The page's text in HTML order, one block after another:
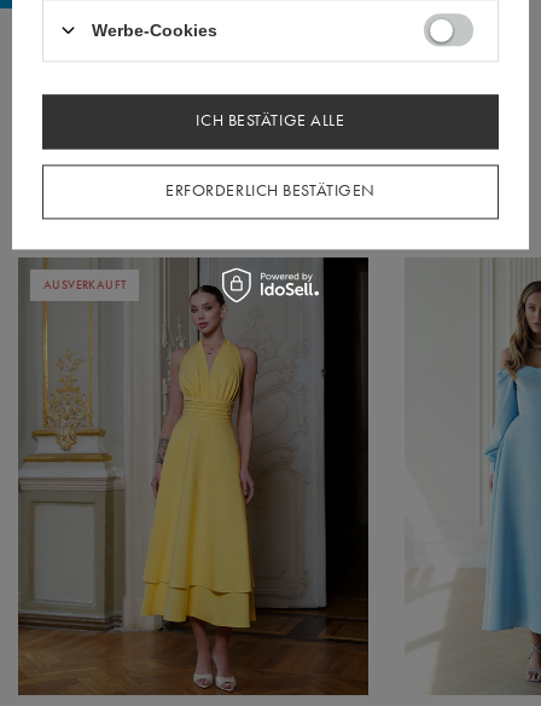
SIEHE AUCH
AUSVERKAUFT
Werbe-Cookies
ERFORDERLICH BESTÄTIGEN
ICH BESTÄTIGE ALLE